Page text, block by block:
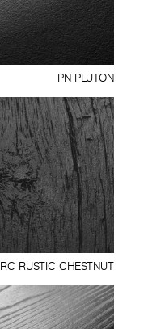
PN PLUTON
RC RUSTIC CHESTNUT